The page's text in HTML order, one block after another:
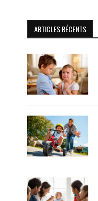
ARTICLES RÉCENTS